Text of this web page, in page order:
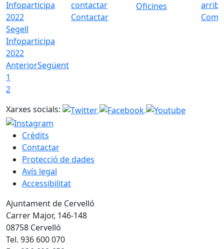
Segell
Infoparticipa
2022
Contactar
Oficines
Com
AnteriorSegüent
1
2
Xarxes socials:
Crèdits
Contactar
Protecció de dades
Avís legal
Accessibilitat
Ajuntament de Cervelló
Carrer Major, 146-148
08758 Cervelló
Tel. 936 600 070